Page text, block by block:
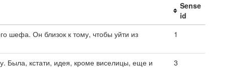
Sense
id
шефа. Он близок к тому, чтобы уйти из
1
Была, кстати, идея, кроме виселицы, еще и
3